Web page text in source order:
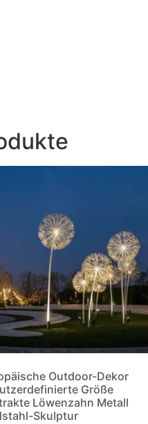
Outdoor-Dekor
Größe
Löwenzahn Metall
Skulptur